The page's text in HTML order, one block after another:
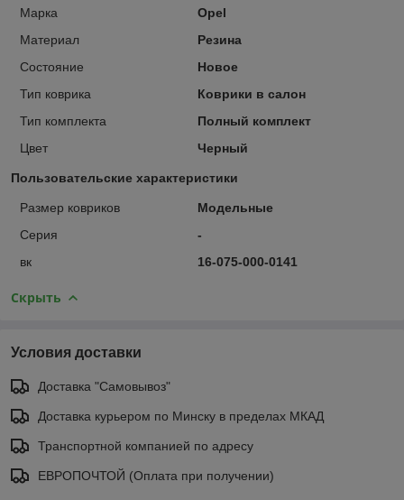
Марка
Opel
Материал
Резина
Состояние
Новое
Тип коврика
Коврики в салон
Тип комплекта
Полный комплект
Цвет
Черный
Пользовательские характеристики
Размер ковриков
Модельные
Серия
-
вк
16-075-000-0141
Скрыть
Условия доставки
Доставка "Самовывоз"
Доставка курьером по Минску в пределах МКАД
Транспортной компанией по адресу
ЕВРОПОЧТОЙ (Оплата при получении)